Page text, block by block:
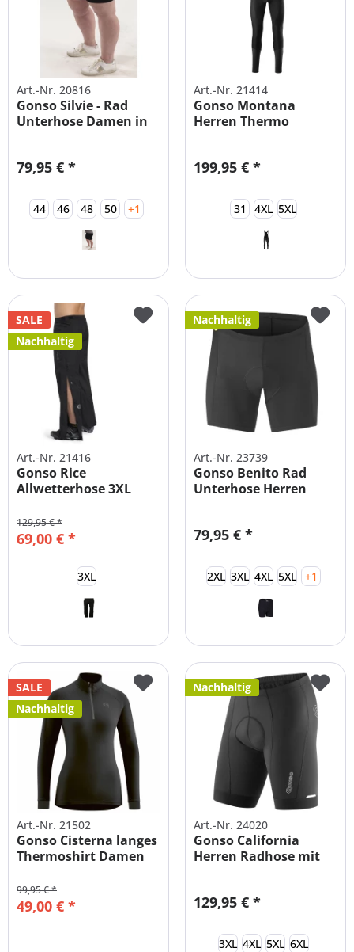
Art.-Nr. 20816
Gonso Silvie - Rad
Unterhose Damen in
79,95 € *
44 46 48 50 +1
Art.-Nr. 21414
Gonso Montana
Herren Thermo
199,95 € *
31 4XL 5XL
SALE
Nachhaltig
Art.-Nr. 21416
Gonso Rice
Allwetterhose 3XL
69,00 € *
129,95 € *
3XL
Nachhaltig
Art.-Nr. 23739
Gonso Benito Rad
Unterhose Herren
79,95 € *
2XL 3XL 4XL 5XL +1
SALE
Nachhaltig
Art.-Nr. 21502
Gonso Cisterna langes
Thermoshirt Damen
49,00 € *
99,95 € *
Nachhaltig
Art.-Nr. 24020
Gonso California
Herren Radhose mit
129,95 € *
3XL 4XL 5XL 6XL